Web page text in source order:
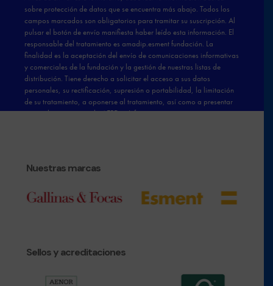
Nuestras marcas
Sellos y acreditaciones